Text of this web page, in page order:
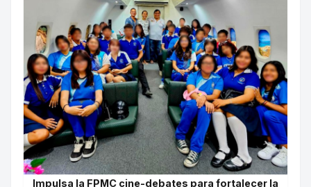
Impulsa la FPMC cine-debates para fortalecer la